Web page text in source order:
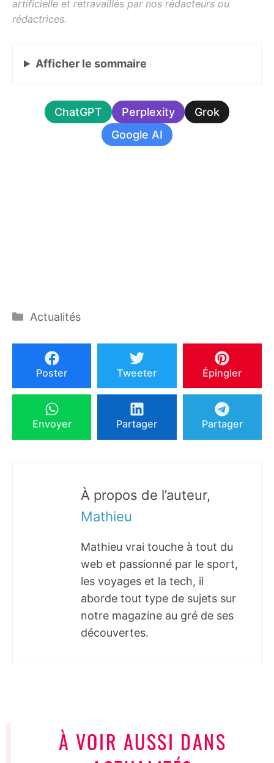
Afficher le sommaire
ChatGPT Perplexity
Grok
Google AI
Catégories
Actualités
Poster Tweeter Épingler
Envoyer Partager Partager
À propos de l’auteur,
Mathieu
Mathieu vrai touche à tout du
web et passionné par le sport,
les voyages et la tech, il
aborde tout type de sujets sur
notre magazine au gré de ses
découvertes.
À VOIR AUSSI DANS